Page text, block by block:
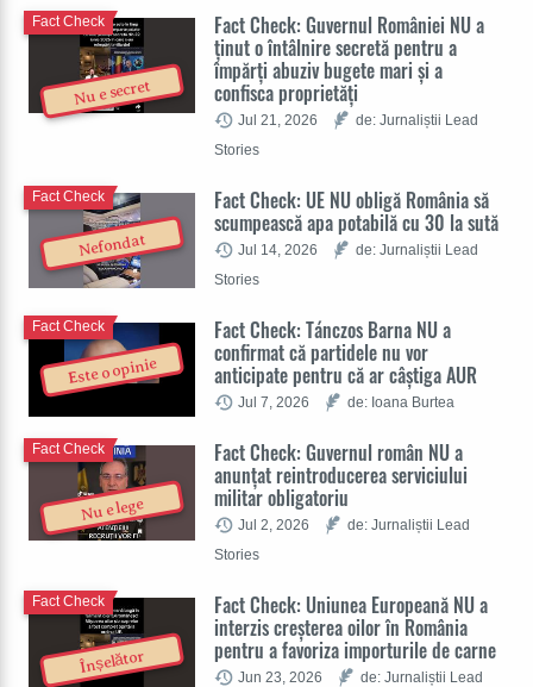
Nu e secret
Fact Check: Guvernul României NU a
ținut o întâlnire secretă pentru a
împărți abuziv bugete mari și a
confisca proprietăți
Fact Check
Jul 21, 2026
de: Jurnaliștii Lead
Stories
Nefondat
Fact Check: UE NU obligă România să
scumpească apa potabilă cu 30 la sută
Fact Check
Jul 14, 2026
de: Jurnaliștii Lead
Stories
Este o opinie
Fact Check: Tánczos Barna NU a
confirmat că partidele nu vor
anticipate pentru că ar câștiga AUR
Fact Check
Jul 7, 2026 de: Ioana Burtea
Nu e lege
Fact Check: Guvernul român NU a
anunțat reintroducerea serviciului
militar obligatoriu
Fact Check
Jul 2, 2026
de: Jurnaliștii Lead
Stories
Înșelător
Fact Check: Uniunea Europeană NU a
interzis creșterea oilor în România
pentru a favoriza importurile de carne
Fact Check
Jun 23, 2026
de: Jurnaliștii Lead